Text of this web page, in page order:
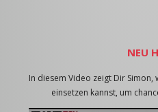
NEU
In diesem Video zeigt Dir Simon,
einsetzen kannst, um